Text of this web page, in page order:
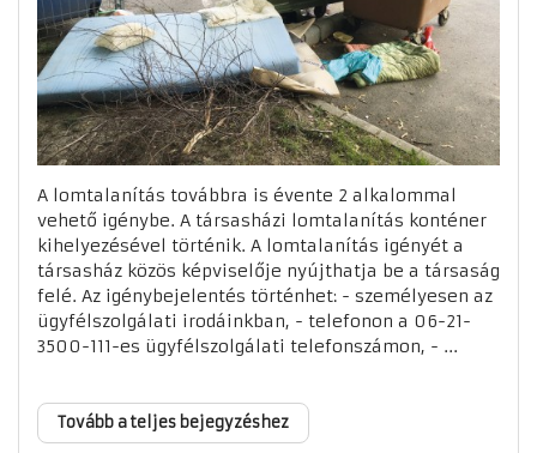
A lomtalanítás továbbra is évente 2 alkalommal
vehető igénybe. A társasházi lomtalanítás konténer
kihelyezésével történik. A lomtalanítás igényét a
társasház közös képviselője nyújthatja be a társaság
felé. Az igénybejelentés történhet: - személyesen az
ügyfélszolgálati irodáinkban, - telefonon a 06-21-
3500-111-es ügyfélszolgálati telefonszámon, - ...
Tovább a teljes bejegyzéshez